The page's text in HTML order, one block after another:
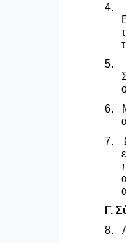
4.
5.
6.
7.
Γ.
8.